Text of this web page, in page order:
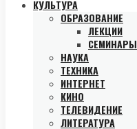
КУЛЬТУРА
ОБРАЗОВАНИЕ
ЛЕКЦИИ
СЕМИНАРЫ
НАУКА
ТЕХНИКА
ИНТЕРНЕТ
КИНО
ТЕЛЕВИДЕНИЕ
ЛИТЕРАТУРА